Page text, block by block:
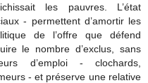
les pauvres. L’état
- permettent d’amortir les
de l’offre que défend
le nombre d’exclus, sans
d’emploi - clochards,
- et préserve une relative